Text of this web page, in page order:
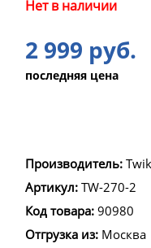
Нет в наличии
2 999 руб.
последняя цена
Производитель:
Артикул: TW-270-2
Код товара: 90980
Отгрузка из: Москва